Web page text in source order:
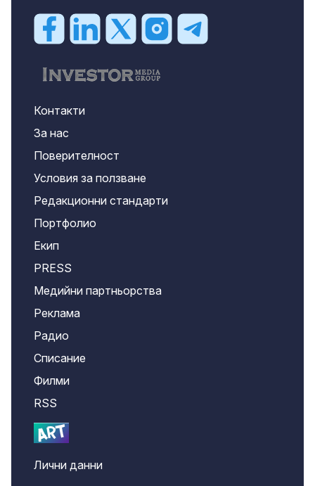
Контакти
За нас
Поверителност
Условия за ползване
Редакционни стандарти
Портфолио
Екип
PRESS
Медийни партньорства
Реклама
Радио
Списание
Филми
RSS
Лични данни